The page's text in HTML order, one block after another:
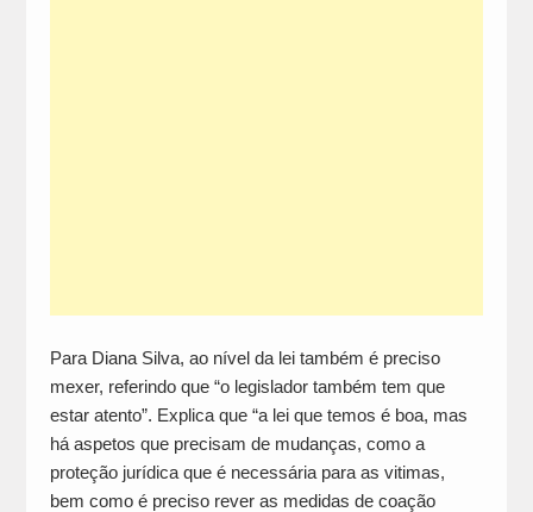
Para Diana Silva, ao nível da lei também é preciso
mexer, referindo que “o legislador também tem que
estar atento”. Explica que “a lei que temos é boa, mas
há aspetos que precisam de mudanças, como a
proteção jurídica que é necessária para as vitimas,
bem como é preciso rever as medidas de coação